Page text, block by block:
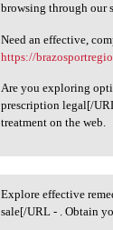
browsing through our
Need an effective,
https://
Are you exploring
prescription legal[/
treatment on the web.
Explore effective
Explore effective
sale[/URL - . Obtain